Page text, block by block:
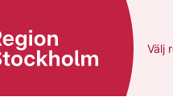
Du
Välj